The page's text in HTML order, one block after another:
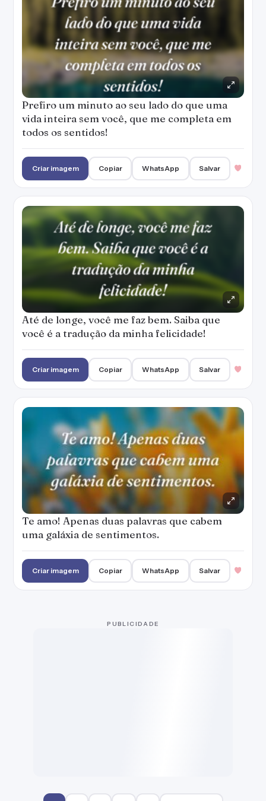
Prefiro um minuto ao seu lado do que uma
vida inteira sem você, que me completa em
todos os sentidos!
Criar imagem Copiar WhatsApp Salvar
Até de longe, você me faz bem. Saiba que
você é a tradução da minha felicidade!
Criar imagem Copiar WhatsApp Salvar
Te amo! Apenas duas palavras que cabem
uma galáxia de sentimentos.
Criar imagem Copiar WhatsApp Salvar
PUBLICIDADE